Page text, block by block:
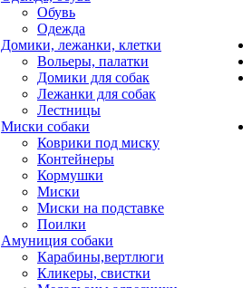
Обувь
Одежда
Домики, лежанки, клетки
Вольеры, палатки
Домики для собак
Лежанки для собак
Лестницы
Миски собаки
Коврики под миску
Контейнеры
Кормушки
Миски
Миски на подставке
Поилки
Амуниция собаки
Карабины,вертлюги
Кликеры, свистки